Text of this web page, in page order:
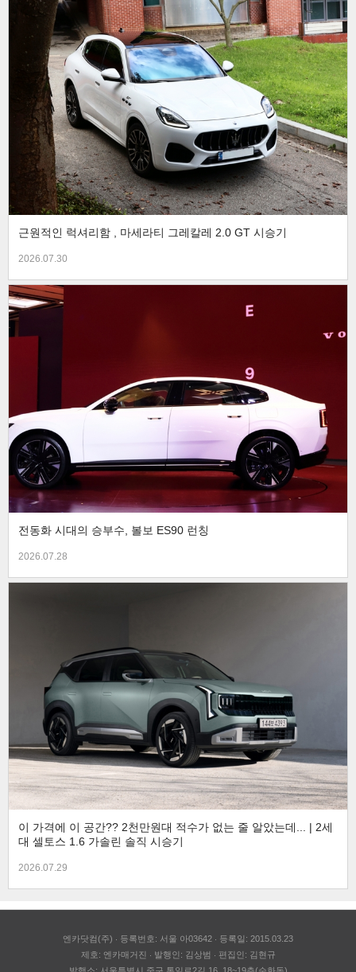
근원적인 럭셔리함 , 마세라티 그레칼레 2.0 GT 시승기
2026.07.30
전동화 시대의 승부수, 볼보 ES90 런칭
2026.07.28
이 가격에 이 공간?? 2천만원대 적수가 없는 줄 알았는데... | 2세
대 셀토스 1.6 가솔린 솔직 시승기
2026.07.29
엔카닷컴(주) 등록번호: 서울 아03642
등록일: 2015.03.23
제호: 엔카매거진
발행인: 김상범
편집인: 김현규